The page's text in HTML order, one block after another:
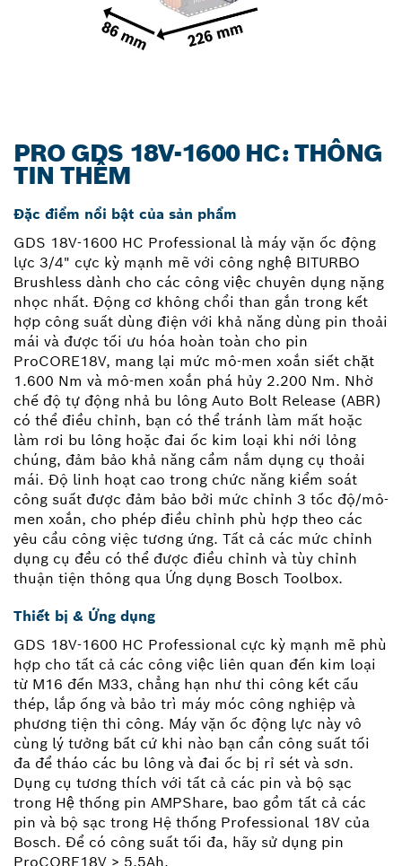
PRO GDS 18V-1600 HC: THÔNG
TIN THÊM
Đặc điểm nổi bật của sản phẩm
GDS 18V-1600 HC Professional là máy vặn ốc động
lực 3/4" cực kỳ mạnh mẽ với công nghệ BITURBO
Brushless dành cho các công việc chuyên dụng nặng
nhọc nhất. Động cơ không chổi than gắn trong kết
hợp công suất dùng điện với khả năng dùng pin thoải
mái và được tối ưu hóa hoàn toàn cho pin
ProCORE18V, mang lại mức mô-men xoắn siết chặt
1.600 Nm và mô-men xoắn phá hủy 2.200 Nm. Nhờ
chế độ tự động nhả bu lông Auto Bolt Release (ABR)
có thể điều chỉnh, bạn có thể tránh làm mất hoặc
làm rơi bu lông hoặc đai ốc kim loại khi nới lỏng
chúng, đảm bảo khả năng cầm nắm dụng cụ thoải
mái. Độ linh hoạt cao trong chức năng kiểm soát
công suất được đảm bảo bởi mức chỉnh 3 tốc độ/mô-
men xoắn, cho phép điều chỉnh phù hợp theo các
yêu cầu công việc tương ứng. Tất cả các mức chỉnh
dụng cụ đều có thể được điều chỉnh và tùy chỉnh
thuận tiện thông qua Ứng dụng Bosch Toolbox.
Thiết bị & Ứng dụng
GDS 18V-1600 HC Professional cực kỳ mạnh mẽ phù
hợp cho tất cả các công việc liên quan đến kim loại
từ M16 đến M33, chẳng hạn như thi công kết cấu
thép, lắp ống và bảo trì máy móc công nghiệp và
phương tiện thi công. Máy vặn ốc động lực này vô
cùng lý tưởng bất cứ khi nào bạn cần công suất tối
đa để tháo các bu lông và đai ốc bị rỉ sét và sơn.
Dụng cụ tương thích với tất cả các pin và bộ sạc
trong Hệ thống pin AMPShare, bao gồm tất cả các
pin và bộ sạc trong Hệ thống Professional 18V của
Bosch. Để có công suất tối đa, hãy sử dụng pin
ProCORE18V ≥ 5.5Ah.